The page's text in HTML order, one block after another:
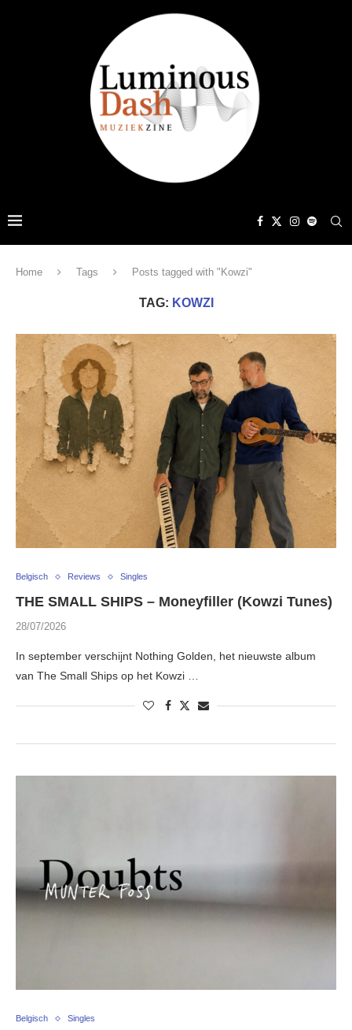
Home Tags Posts tagged with "Kowzi"
TAG: KOWZI
Belgisch Reviews Singles
THE SMALL SHIPS – Moneyfiller (Kowzi Tunes)
28/07/2026
In september verschijnt Nothing Golden, het nieuwste album
van The Small Ships op het Kowzi …
Belgisch Singles